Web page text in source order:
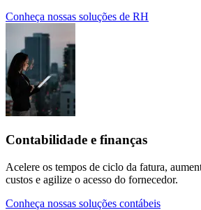
Conheça nossas soluções de RH
Contabilidade e finanças
Acelere os tempos de ciclo da fatura,
custos e agilize o acesso do fornecedor.
Conheça nossas soluções contábeis